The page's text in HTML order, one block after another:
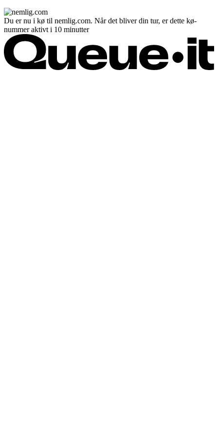
Du er nu i kø til nemlig.com. Når det bliver din tur, er dette kø-
nummer aktivt i 10 minutter